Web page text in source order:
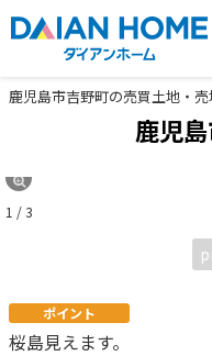
鹿児島市吉野町の売買土地・
鹿児
1 / 3
ポイント
桜島見えます。